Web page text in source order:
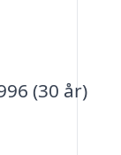
(30 år)